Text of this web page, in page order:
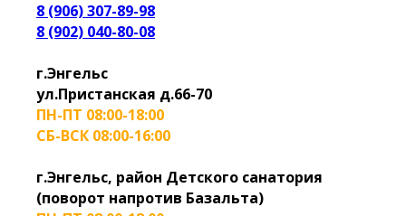
8 (906) 307-89-98
8 (902) 040-80-08
г.Энгельс
ул.Пристанская д.66-70
ПН-ПТ 08:00-18:00
СБ-ВСК 08:00-16:00
г.Энгельс, район Детского санатория
(поворот напротив Базальта)